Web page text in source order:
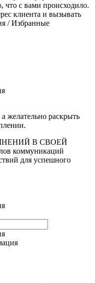
что с вами происходило.
клиента и вызывать
/ Избранные
желательно раскрыть
В СВОЕЙ
коммуникаций
для успешного